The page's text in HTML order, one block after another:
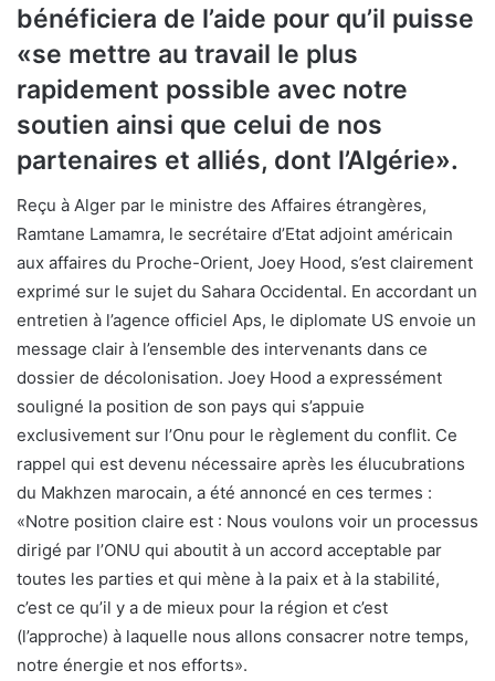
bénéficiera de l’aide pour qu’il puisse
«se mettre au travail le plus
rapidement possible avec notre
soutien ainsi que celui de nos
partenaires et alliés, dont l’Algérie».
Reçu à Alger par le ministre des Affaires étrangères,
Ramtane Lamamra, le secrétaire d’Etat adjoint américain
aux affaires du Proche-Orient, Joey Hood, s’est clairement
exprimé sur le sujet du Sahara Occidental. En accordant un
entretien à l’agence officiel Aps, le diplomate US envoie un
message clair à l’ensemble des intervenants dans ce
dossier de décolonisation. Joey Hood a expressément
souligné la position de son pays qui s’appuie
exclusivement sur l’Onu pour le règlement du conflit. Ce
rappel qui est devenu nécessaire après les élucubrations
du Makhzen marocain, a été annoncé en ces termes :
«Notre position claire est : Nous voulons voir un processus
dirigé par l’ONU qui aboutit à un accord acceptable par
toutes les parties et qui mène à la paix et à la stabilité,
c’est ce qu’il y a de mieux pour la région et c’est
(l’approche) à laquelle nous allons consacrer notre temps,
notre énergie et nos efforts».